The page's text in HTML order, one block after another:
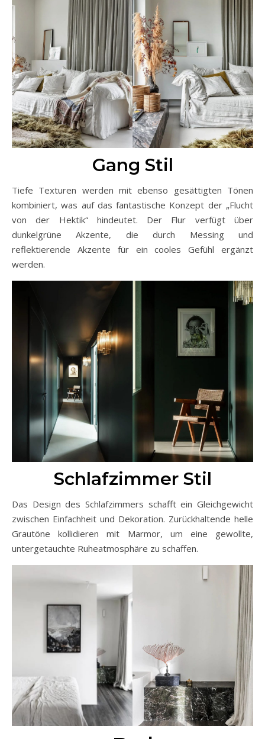
Gang Stil
Tiefe Texturen werden mit ebenso gesättigten Tönen
kombiniert, was auf das fantastische Konzept der „Flucht
von der Hektik“ hindeutet. Der Flur verfügt über
dunkelgrüne Akzente, die durch Messing und
reflektierende Akzente für ein cooles Gefühl ergänzt
werden.
Schlafzimmer Stil
Das Design des Schlafzimmers schafft ein Gleichgewicht
zwischen Einfachheit und Dekoration. Zurückhaltende helle
Grautöne kollidieren mit Marmor, um eine gewollte,
untergetauchte Ruheatmosphäre zu schaffen.